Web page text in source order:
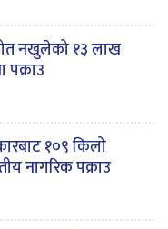
नखुलेको १३ लाख
१०९ किलो
नागरिक पक्राउ